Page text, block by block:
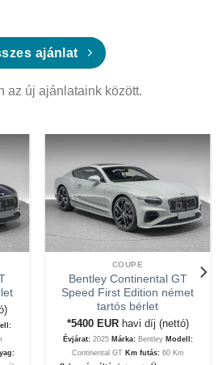
ajánlat
az új ajánlataink között.
COUPE
Bentley Continental GT
Speed First Edition német
tartós bérlet
*5400 EUR havi díj (nettó)
Évjárat:2025 Márka:Bentley Modell:
Continental GT Km futás: 60 Km